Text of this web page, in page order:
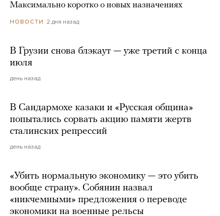
Максимально коротко о новых назначениях
НОВОСТИ 2 дня назад
В Грузии снова блэкаут — уже третий с конца
июля
день назад
В Сандармохе казаки и «Русская община»
попытались сорвать акцию памяти жертв
сталинских репрессий
день назад
«Убить нормальную экономику — это убить
вообще страну». Собянин назвал
«никчемными» предложения о переводе
экономики на военные рельсы